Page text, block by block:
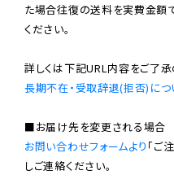
た場合往復の送料を実費金額
ください。
長期不在・受取辞退(拒否)につ
お問い合わせフォームより 「ご
しご連絡ください。